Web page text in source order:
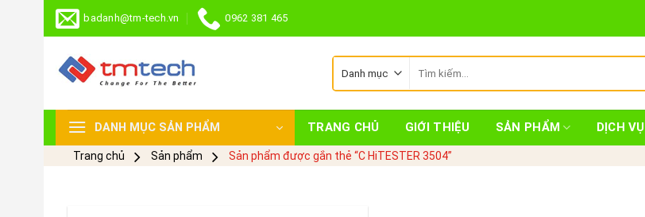
Skip
badanh@tm-tech.vn 0962 381 465
kiếm:
DANH MỤC SẢN PHẨM TRANG CHỦ GIỚI THIỆU SẢN PHẨM DỊCH VỤ
Trang chủ Sản phẩm Sản phẩm được gắn thẻ “C HiTESTER 3504”